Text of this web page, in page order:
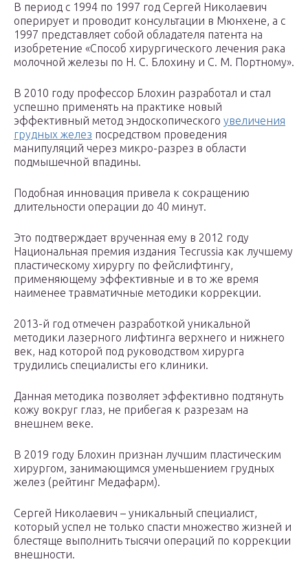
В период с 1994 по 1997 год Сергей Николаевич
оперирует и проводит консультации в Мюнхене, а с
1997 представляет собой обладателя патента на
изобретение «Способ хирургического лечения рака
молочной железы по Н. С. Блохину и С. М. Портному».
В 2010 году профессор Блохин разработал и стал
успешно применять на практике новый
эффективный метод эндоскопического увеличения
грудных желез посредством проведения
манипуляций через микро-разрез в области
подмышечной впадины.
Подобная инновация привела к сокращению
длительности операции до 40 минут.
Это подтверждает врученная ему в 2012 году
Национальная премия издания Tecrussia как лучшему
пластическому хирургу по фейслифтингу,
применяющему эффективные и в то же время
наименее травматичные методики коррекции.
2013-й год отмечен разработкой уникальной
методики лазерного лифтинга верхнего и нижнего
век, над которой под руководством хирурга
трудились специалисты его клиники.
Данная методика позволяет эффективно подтянуть
кожу вокруг глаз, не прибегая к разрезам на
внешнем веке.
В 2019 году Блохин признан лучшим пластическим
хирургом, занимающимся уменьшением грудных
желез (рейтинг Медафарм).
Сергей Николаевич – уникальный специалист,
который успел не только спасти множество жизней и
блестяще выполнить тысячи операций по коррекции
внешности.